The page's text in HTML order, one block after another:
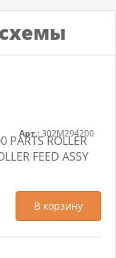
ROLLER
FEED ASSY
Арт.: 302M294200
В корзину